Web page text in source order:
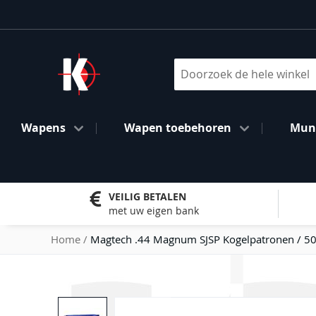
naar
inhoud
Wapens Wapen toebehoren
VEILIG BETALEN
met uw eigen bank
Home Magtech .44 Magnum SJSP Kogelpatronen /